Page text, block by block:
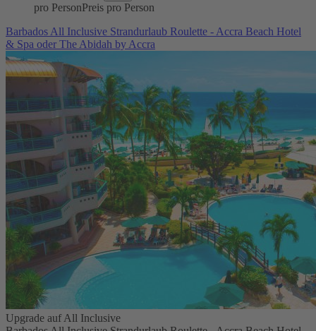
pro PersonPreis pro Person
Barbados All Inclusive Strandurlaub Roulette - Accra Beach Hotel
& Spa oder The Abidah by Accra
Upgrade auf All Inclusive